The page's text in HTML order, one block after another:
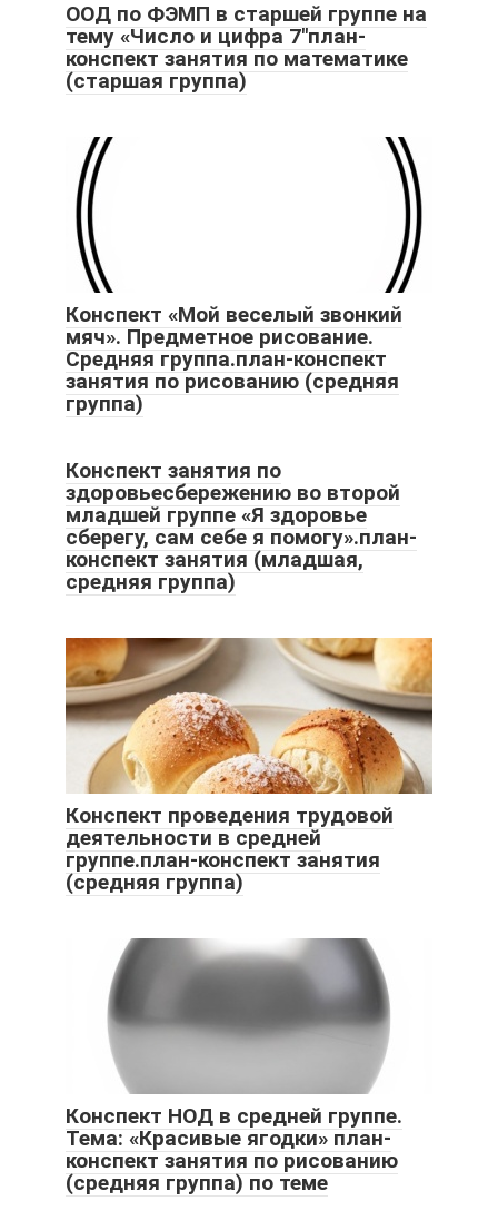
ООД по ФЭМП в старшей группе на
тему «Число и цифра 7″план-
конспект занятия по математике
(старшая группа)
Конспект «Мой веселый звонкий
мяч». Предметное рисование.
Средняя группа.план-конспект
занятия по рисованию (средняя
группа)
Конспект занятия по
здоровьесбережению во второй
младшей группе «Я здоровье
сберегу, сам себе я помогу».план-
конспект занятия (младшая,
средняя группа)
Конспект проведения трудовой
деятельности в средней
группе.план-конспект занятия
(средняя группа)
Конспект НОД в средней группе.
Тема: «Красивые ягодки» план-
конспект занятия по рисованию
(средняя группа) по теме